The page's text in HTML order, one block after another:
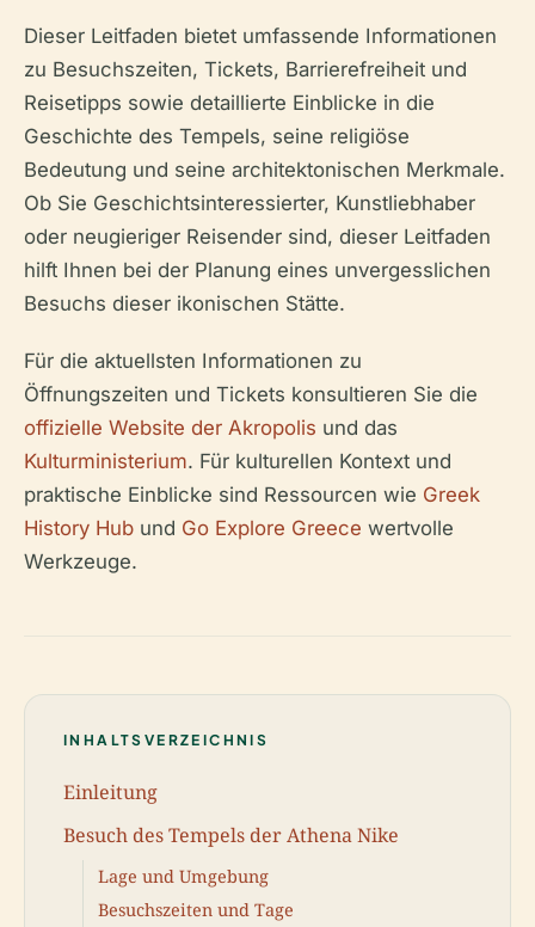
Dieser Leitfaden bietet umfassende Informationen
zu Besuchszeiten, Tickets, Barrierefreiheit und
Reisetipps sowie detaillierte Einblicke in die
Geschichte des Tempels, seine religiöse
Bedeutung und seine architektonischen Merkmale.
Ob Sie Geschichtsinteressierter, Kunstliebhaber
oder neugieriger Reisender sind, dieser Leitfaden
hilft Ihnen bei der Planung eines unvergesslichen
Besuchs dieser ikonischen Stätte.
Für die aktuellsten Informationen zu
Öffnungszeiten und Tickets konsultieren Sie die
offizielle Website der Akropolis und das
Kulturministerium. Für kulturellen Kontext und
praktische Einblicke sind Ressourcen wie Greek
History Hub und Go Explore Greece wertvolle
Werkzeuge.
INHALTSVERZEICHNIS
Einleitung
Besuch des Tempels der Athena Nike
Lage und Umgebung
Besuchszeiten und Tage